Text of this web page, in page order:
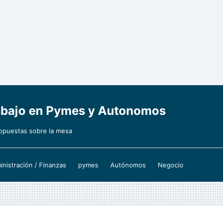
en Pymes y Autonomos
sobre la mesa
/ Finanzas pymes Autónomos Negocio